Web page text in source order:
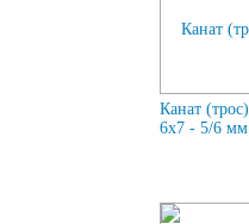
Канат
6x7 - 5/6